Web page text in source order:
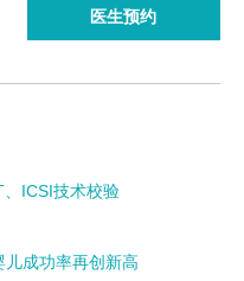
医生预约
ICSI技术校验
成功率再创新高